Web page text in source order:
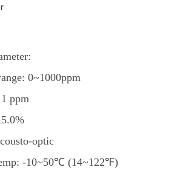
0~1000ppm
ppm
optic
-10~50℃ (14~122℉)